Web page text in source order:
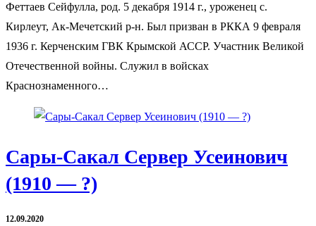
Феттаев Сейфулла, род. 5 декабря 1914 г., уроженец с.
Кирлеут, Ак-Мечетский р-н. Был призван в РККА 9 февраля
1936 г. Керченским ГВК Крымской АССР. Участник Великой
Отечественной войны. Служил в войсках
Краснознаменного…
Сары-Сакал Сервер Усеинович
(1910 — ?)
12.09.2020